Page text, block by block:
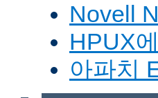
Novell
HPUX
아파치